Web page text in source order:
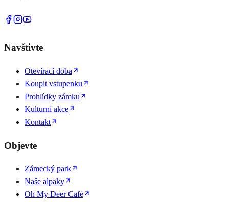
Navštivte
Otevírací doba
Koupit vstupenku
Prohlídky zámku
Kulturní akce
Kontakt
Objevte
Zámecký park
Naše alpaky
Oh My Deer Café